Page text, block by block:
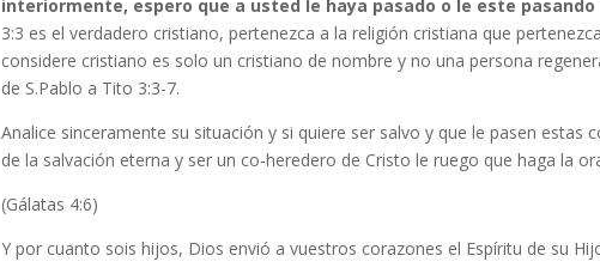
interiormente, espero que a usted le haya pasado o le este pasando
3:3 es el verdadero cristiano, pertenezca a la religión cristiana que
considere cristiano es solo un cristiano de nombre y no una persona
de S.Pablo a Tito 3:3-7.
Analice sinceramente su situación y si quiere ser salvo y que le pasen estas
de la salvación eterna y ser un co-heredero de Cristo le ruego que haga la
(Gálatas 4:6)
Y por cuanto sois hijos, Dios envió a vuestros corazones el Espíritu de su